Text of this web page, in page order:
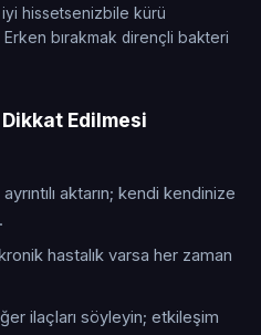
hissetsenizbile kürü
bırakmak dirençli bakteri
Edilmesi
aktarın; kendi kendinize
hastalık varsa her zaman
ilaçları söyleyin; etkileşim